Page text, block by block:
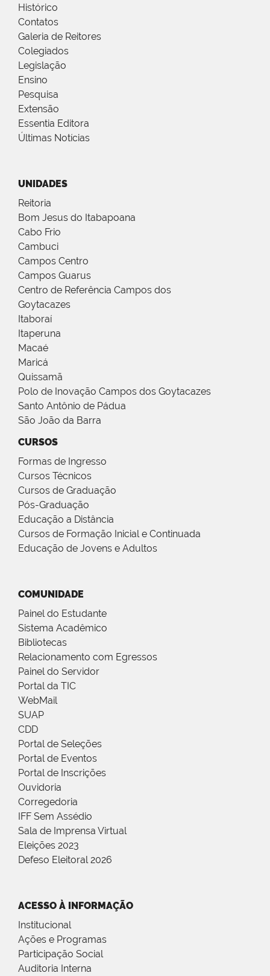
Histórico
Contatos
Galeria de Reitores
Colegiados
Legislação
Ensino
Pesquisa
Extensão
Essentia Editora
Últimas Notícias
UNIDADES
Reitoria
Bom Jesus do Itabapoana
Cabo Frio
Cambuci
Campos Centro
Campos Guarus
Centro de Referência Campos dos
Goytacazes
Itaboraí
Itaperuna
Macaé
Maricá
Quissamã
Polo de Inovação Campos dos Goytacazes
Santo Antônio de Pádua
São João da Barra
CURSOS
Formas de Ingresso
Cursos Técnicos
Cursos de Graduação
Pós-Graduação
Educação a Distância
Cursos de Formação Inicial e Continuada
Educação de Jovens e Adultos
COMUNIDADE
Painel do Estudante
Sistema Acadêmico
Bibliotecas
Relacionamento com Egressos
Painel do Servidor
Portal da TIC
WebMail
SUAP
CDD
Portal de Seleções
Portal de Eventos
Portal de Inscrições
Ouvidoria
Corregedoria
IFF Sem Assédio
Sala de Imprensa Virtual
Eleições 2023
Defeso Eleitoral 2026
ACESSO À INFORMAÇÃO
Institucional
Ações e Programas
Participação Social
Auditoria Interna